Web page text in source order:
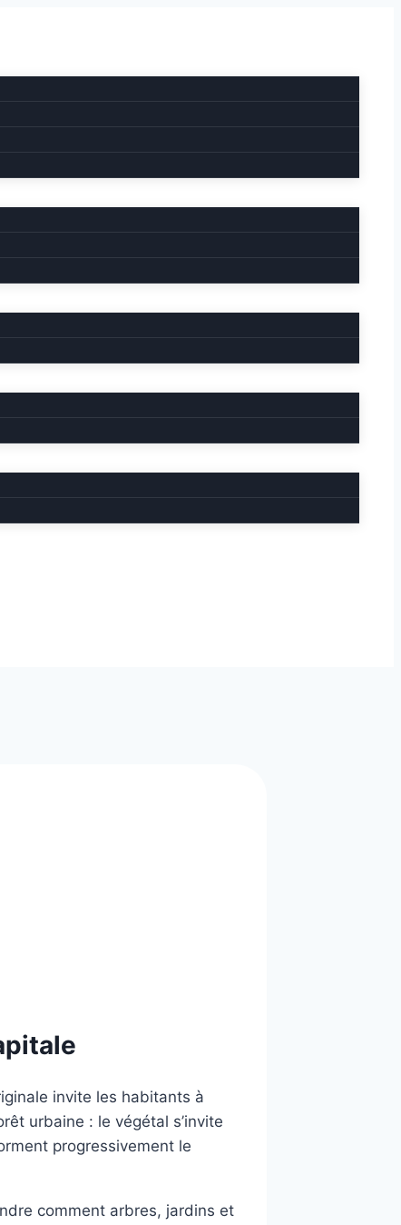
invite les habitants à
urbaine : le végétal s’invite
progressivement le
comment arbres, jardins et